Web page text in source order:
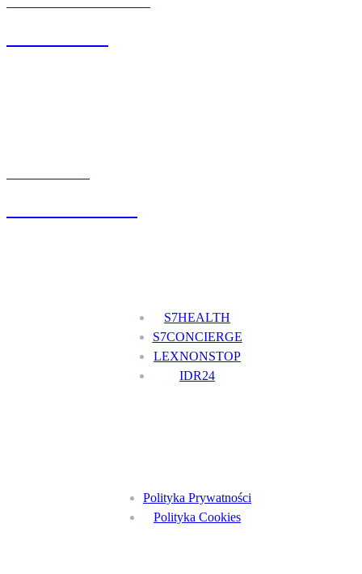
S7HEALTH
S7CONCIERGE
LEXNONSTOP
IDR24
Polityka Prywatności
Polityka Cookies